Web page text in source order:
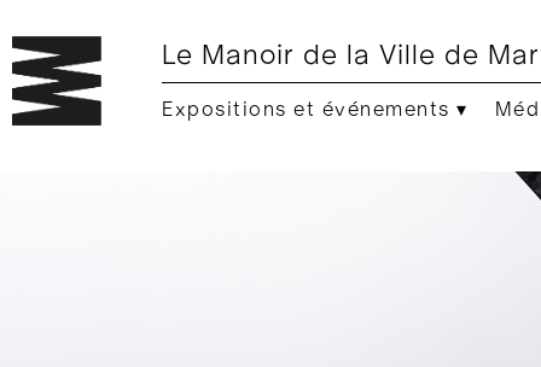
Le Manoir de la Ville de
Expositions et événements ▾